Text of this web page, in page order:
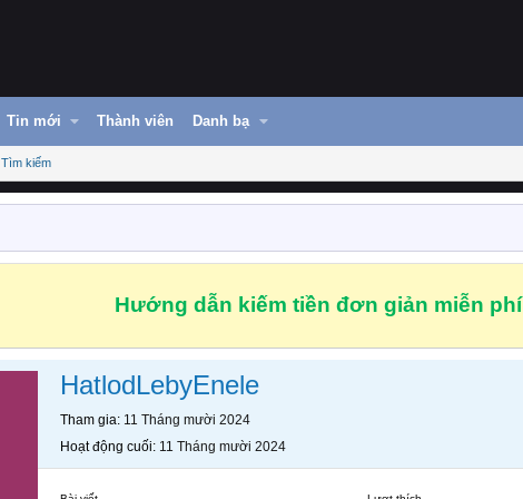
Tin mới Thành viên Danh bạ
Tìm kiếm
Hướng dẫn kiếm tiền đơn giản miễn phí
HatlodLebyEnele
Tham gia 11 Tháng mười 2024
Hoạt động cuối 11 Tháng mười 2024